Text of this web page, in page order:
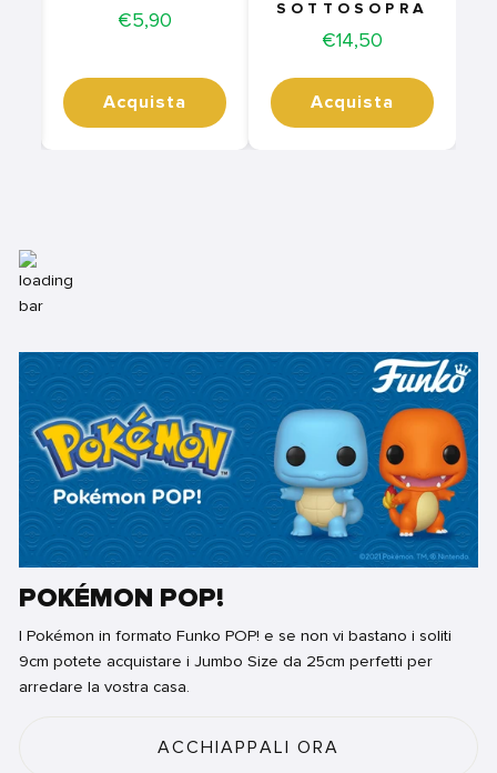
Price
€5,90
Acquista
SOTTOSOPRA
Price
€14,50
Acquista
POKÉMON POP!
I Pokémon in formato Funko POP! e se non vi bastano i soliti
9cm potete acquistare i Jumbo Size da 25cm perfetti per
arredare la vostra casa.
ACCHIAPPALI ORA